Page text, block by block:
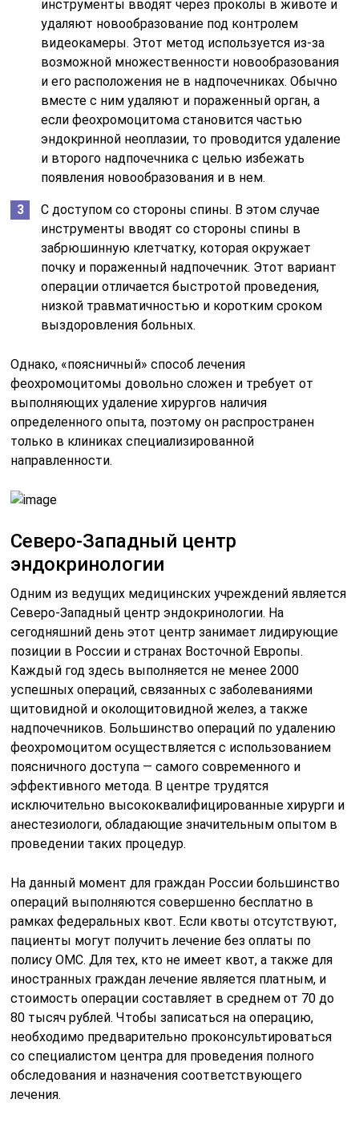
инструменты вводят через проколы в животе и
удаляют новообразование под контролем
видеокамеры. Этот метод используется из-за
возможной множественности новообразования
и его расположения не в надпочечниках. Обычно
вместе с ним удаляют и пораженный орган, а
если феохромоцитома становится частью
эндокринной неоплазии, то проводится удаление
и второго надпочечника с целью избежать
появления новообразования и в нем.
С доступом со стороны спины. В этом случае
инструменты вводят со стороны спины в
забрюшинную клетчатку, которая окружает
почку и пораженный надпочечник. Этот вариант
операции отличается быстротой проведения,
низкой травматичностью и коротким сроком
выздоровления больных.
Однако, «поясничный» способ лечения
феохромоцитомы довольно сложен и требует от
выполняющих удаление хирургов наличия
определенного опыта, поэтому он распространен
только в клиниках специализированной
направленности.
Северо-Западный центр
эндокринологии
Одним из ведущих медицинских учреждений является
Северо-Западный центр эндокринологии. На
сегодняшний день этот центр занимает лидирующие
позиции в России и странах Восточной Европы.
Каждый год здесь выполняется не менее 2000
успешных операций, связанных с заболеваниями
щитовидной и околощитовидной желез, а также
надпочечников. Большинство операций по удалению
феохромоцитом осуществляется с использованием
поясничного доступа — самого современного и
эффективного метода. В центре трудятся
исключительно высококвалифицированные хирурги и
анестезиологи, обладающие значительным опытом в
проведении таких процедур.
На данный момент для граждан России большинство
операций выполняются совершенно бесплатно в
рамках федеральных квот. Если квоты отсутствуют,
пациенты могут получить лечение без оплаты по
полису ОМС. Для тех, кто не имеет квот, а также для
иностранных граждан лечение является платным, и
стоимость операции составляет в среднем от 70 до
80 тысяч рублей. Чтобы записаться на операцию,
необходимо предварительно проконсультироваться
со специалистом центра для проведения полного
обследования и назначения соответствующего
лечения.